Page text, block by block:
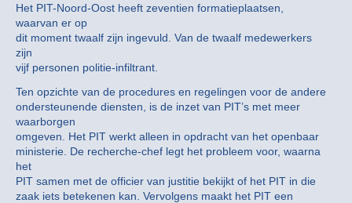
Het PIT-Noord-Oost heeft zeventien formatieplaatsen,
waarvan er op
dit moment twaalf zijn ingevuld. Van de twaalf medewerkers
zijn
vijf personen politie-infiltrant.
Ten opzichte van de procedures en regelingen voor de andere
ondersteunende diensten, is de inzet van PIT’s met meer
waarborgen
omgeven. Het PIT werkt alleen in opdracht van het openbaar
ministerie. De recherche-chef legt het probleem voor, waarna
het
PIT samen met de officier van justitie bekijkt of het PIT in die
zaak iets betekenen kan. Vervolgens maakt het PIT een